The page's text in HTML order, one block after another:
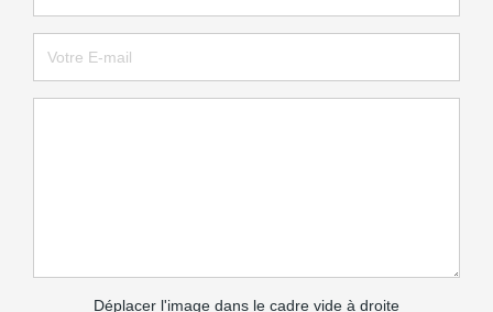
Déplacer l'image dans le cadre vide à droite